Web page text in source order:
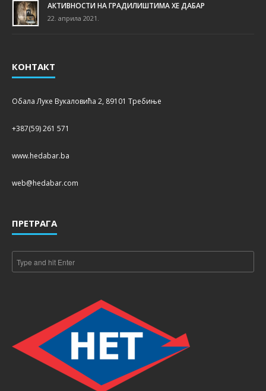
АКТИВНОСТИ НА ГРАДИЛИШТИМА ХЕ ДАБАР
22. априла 2021.
КОНТАКТ
Обала Луке Вукаловића 2, 89101 Требиње
+387(59) 261 571
www.hedabar.ba
web@hedabar.com
ПРЕТРАГА